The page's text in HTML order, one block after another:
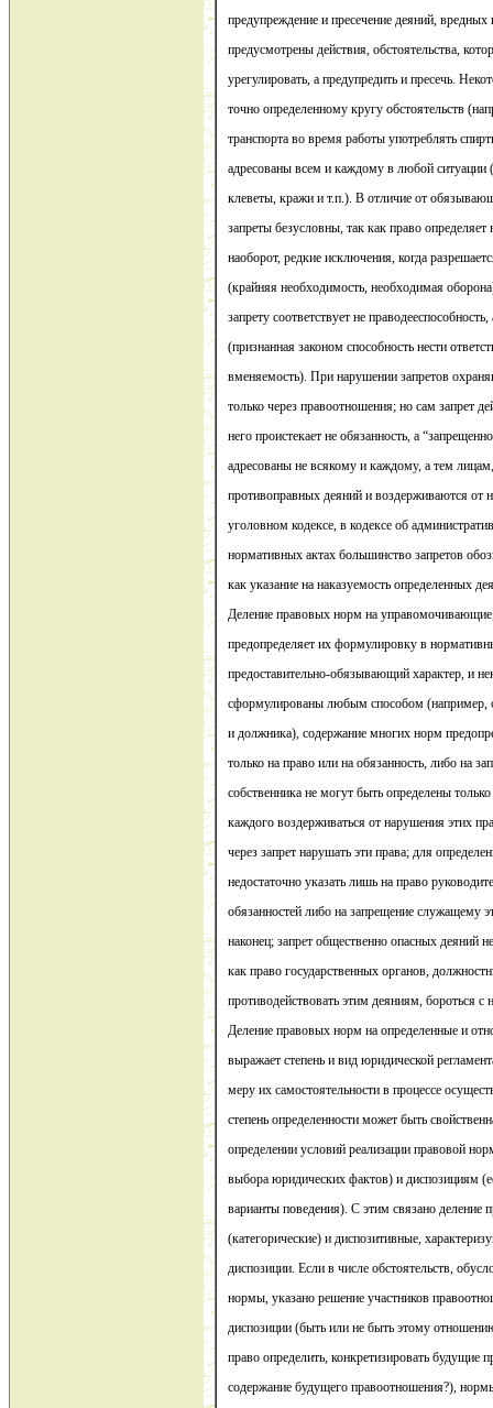
предупреждение и пресечение деяний,
предусмотрены действия, обстоятельства,
урегулировать, а предупредить и пресечь.
точно определенному кругу обстоятельств
транспорта во время работы употреблять
адресованы всем и каждому в любой ситуации
клеветы, кражи и т.п.). В отличие от
запреты безусловны, так как право определяет
наоборот, редкие исключения, когда
(крайняя необходимость, необходимая
запрету соответствует не
(признанная законом способность нести
вменяемость). При нарушении запретов
только через правоотношения; но сам запрет
него проистекает не обязанность, а
адресованы не всякому и каждому, а тем
противоправных деяний и воздерживаются от
уголовном кодексе, в кодексе об
нормативных актах большинство запретов
как указание на наказуемость определенных
Деление правовых норм на
предопределяет их формулировку в
предоставительно-обязывающий характер, и
сформулированы любым способом (например,
и должника), содержание многих норм
только на право или на обязанность, либо на
собственника не могут быть определены
каждого воздерживаться от нарушения этих
через запрет нарушать эти права; для
недостаточно указать лишь на право
обязанностей либо на запрещение служащему
наконец; запрет общественно опасных деяний
как право государственных органов,
противодействовать этим деяниям, бороться с
Деление правовых норм на определенные и
выражает степень и вид юридической
меру их самостоятельности в процессе
степень определенности может быть
определении условий реализации правовой
выбора юридических фактов) и диспозициям
варианты поведения). С этим связано деление
(категорические) и диспозитивные,
диспозиции. Если в числе обстоятельств,
нормы, указано решение участников
диспозиции (быть или не быть этому
право определить, конкретизировать будущие
содержание будущего правоотношения?),